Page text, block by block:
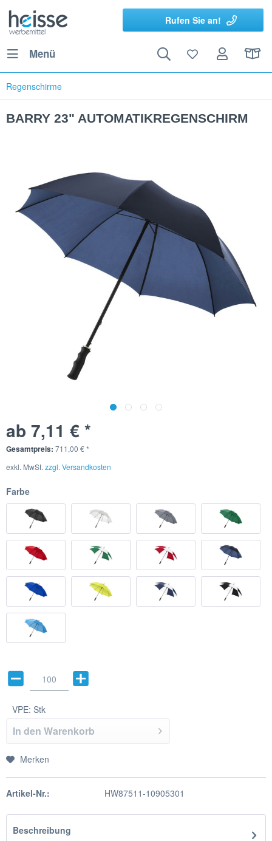
Rufen Sie an!
Menü
Regenschirme
BARRY 23" AUTOMATIKREGENSCHIRM
ab 7,11 € *
Gesamtpreis: 711,00 €*
exkl. MwSt. zzgl. Versandkosten
Farbe
VPE: Stk
In den Warenkorb
Merken
Artikel-Nr.: HW87511-10905301
Beschreibung